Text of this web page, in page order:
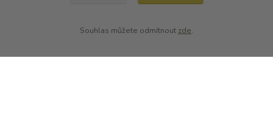
Souhlas můžete odmítnout zde.